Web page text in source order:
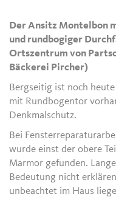
Der Ansitz Montelbon
und rundbogiger
Ortszentrum von
Bäckerei Pircher)
Bergseitig ist noch
mit Rundbogentor
Denkmalschutz.
Bei
wurde einst der obere
Marmor gefunden.
Bedeutung nicht
unbeachtet im Haus